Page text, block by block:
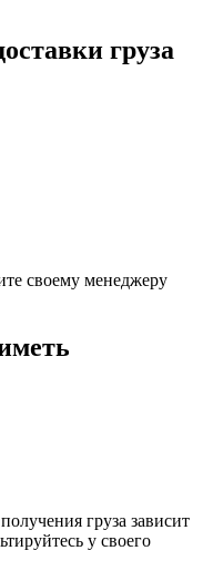
груза
своему менеджеру
груза зависит
у своего